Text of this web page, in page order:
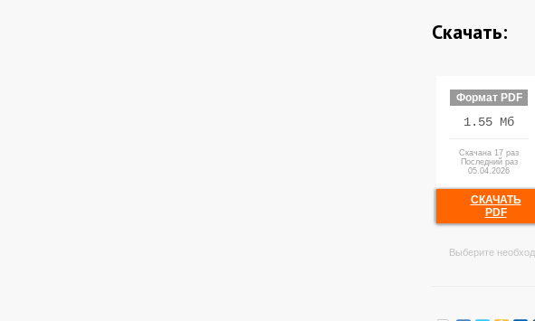
Скачать:
Формат PDF
1.55 Мб
Скачана 17 раз
Последний раз
05.04.2026
СКАЧАТЬ
PDF
Выберите